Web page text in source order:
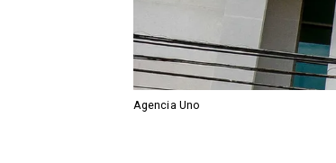
Agencia Uno